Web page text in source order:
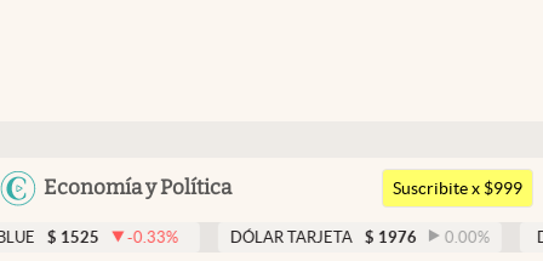
Argentina
Economía y Política
Members
Economía y Política
Suscribite x $999
-0.33% DÓLAR TARJETA $ 1976 0.00% DÓLAR MEP